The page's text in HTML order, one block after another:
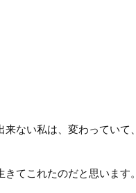
ない私は、変わっていて、
てこれたのだと思います。